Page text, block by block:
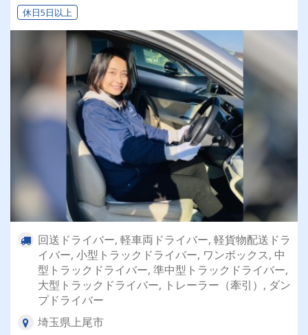
休日5日以上
回送ドライバー, 軽車両ドライバー, 軽貨物配送ドラ
イバー, 小型トラックドライバー, ワンボックス, 中
型トラックドライバー, 準中型トラックドライバー,
大型トラックドライバー, トレーラー（牽引）, ダン
プドライバー
埼玉県上尾市